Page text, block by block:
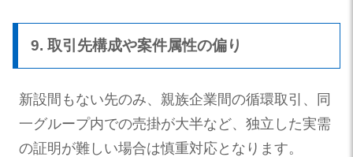
9. 取引先構成や案件属性の偏り
新設間もない先のみ、親族企業間の循環取引、同
一グループ内での売掛が大半など、独立した実需
の証明が難しい場合は慎重対応となります。